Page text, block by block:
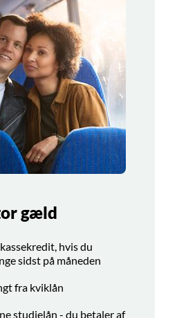
gæld
hvis du
sidst på måneden
fra kviklån
studielån - du betaler af